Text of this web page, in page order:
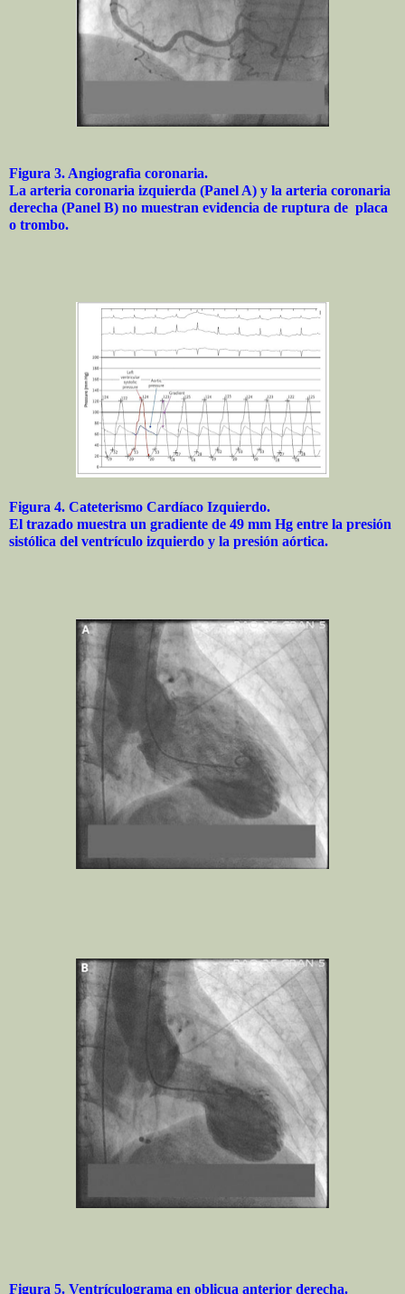
Figura 3. Angiografìa coronaria.
La arteria coronaria izquierda (Panel A) y la arteria coronaria
derecha (Panel B) no muestran evidencia de ruptura de placa
o trombo.
Figura 4. Cateterismo Cardíaco Izquierdo.
El trazado muestra un gradiente de 49 mm Hg entre la presión
sistólica del ventrículo izquierdo y la presión aórtica.
Figura 5. Ventrículograma en oblicua anterior derecha.